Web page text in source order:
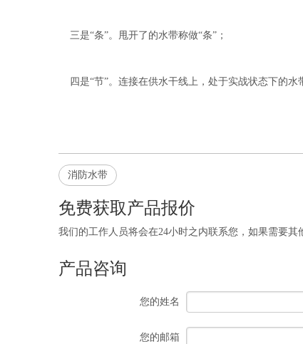
三是“条”。甩开了的水带称做“条”；
四是“节”。连接在供水干线上，处于实战状态下的水
消防水带
免费获取产品报价
我们的工作人员将会在24小时之内联系您，如果需要其
产品咨询
您的姓名
您的邮箱